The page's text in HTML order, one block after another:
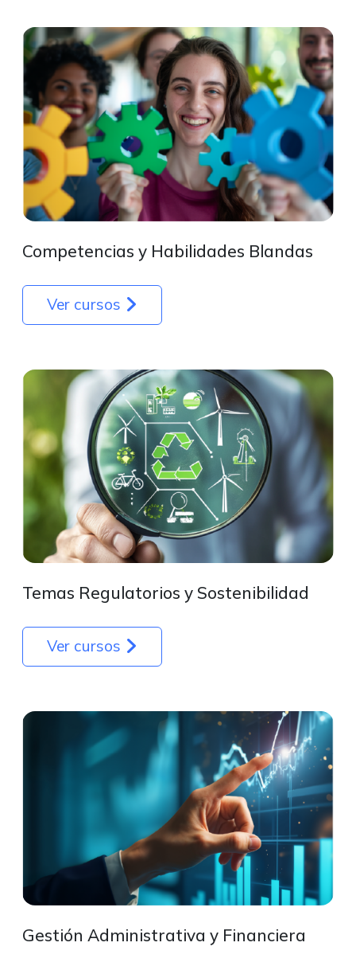
Competencias y Habilidades Blandas
Ver cursos
Temas Regulatorios y Sostenibilidad
Ver cursos
Gestión Administrativa y Financiera